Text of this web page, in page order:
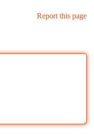
Report this page